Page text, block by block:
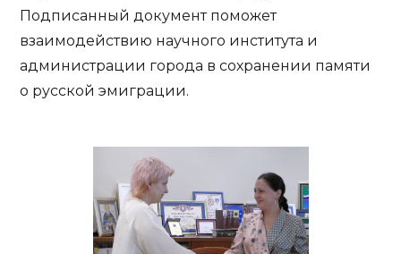
Подписанный документ поможет
взаимодействию научного института и
администрации города в сохранении памяти
о русской эмиграции.